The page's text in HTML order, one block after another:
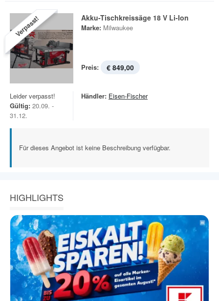
Verpasst! Akku-Tischkreissäge 18 V Li-Ion
Marke: Milwaukee
Preis: € 849,00
Leider verpasst!
Gültig: 20.09. -
31.12.
Händler: Eisen-Fischer
Für dieses Angebot ist keine Beschreibung verfügbar.
HIGHLIGHTS